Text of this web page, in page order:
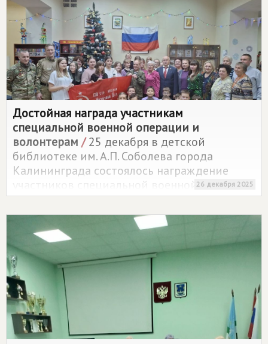
Достойная награда участникам
специальной военной операции и
волонтерам /25 декабря в детской
библиотеке им. А.П. Соболева города
Калининграда состоялось награждение
участников специальной военной
операции, волонтеров.
26 декабря 2025